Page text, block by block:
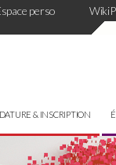
perso
& INSCRIPTION